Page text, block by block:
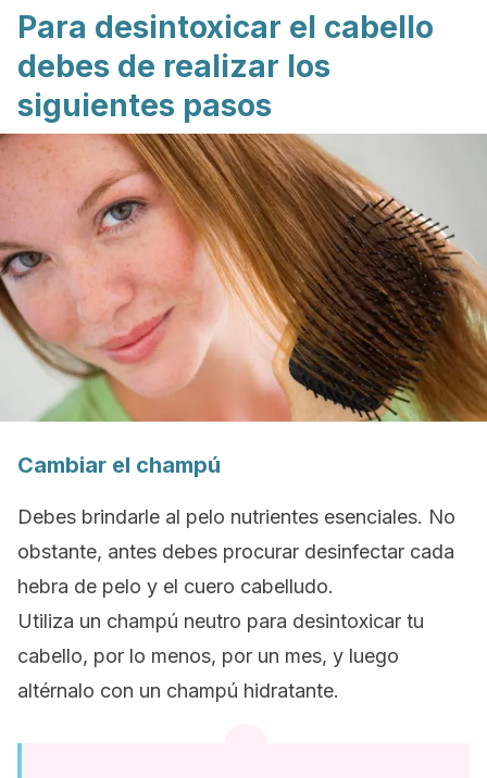
Para desintoxicar el cabello
debes de realizar los
siguientes pasos
Cambiar el champú
Debes brindarle al pelo nutrientes esenciales. No
obstante, antes debes procurar desinfectar cada
hebra de pelo y el cuero cabelludo.
Utiliza un champú neutro para desintoxicar tu
cabello, por lo menos, por un mes, y luego
altérnalo con un champú hidratante.